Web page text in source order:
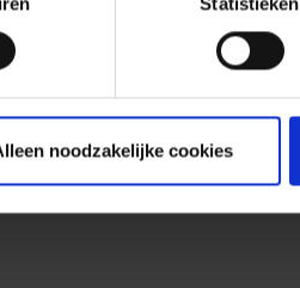
noodzakelijke cookies